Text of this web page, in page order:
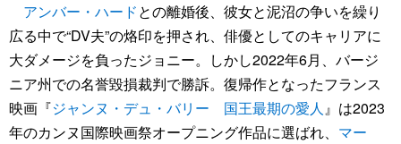
アンバー・ハードとの離婚後、彼女と泥沼の争いを繰り
広る中で“DV夫”の烙印を押され、俳優としてのキャリアに
大ダメージを負ったジョニー。しかし2022年6月、バージ
ニア州での名誉毀損裁判で勝訴。復帰作となったフランス
映画『ジャンヌ・デュ・バリー 国王最期の愛人』は2023
年のカンヌ国際映画祭オープニング作品に選ばれ、 マー